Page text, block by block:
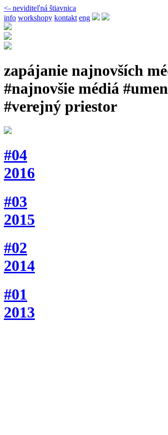
<- neviditeľná štiavnica
info workshopy kontakt eng
zapájanie najnovších
#najnovšie médiá
#verejný priestor
#04
2016
#03
2015
#02
2014
#01
2013